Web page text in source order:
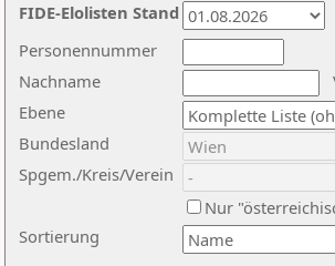
Nachname
Ebene
Sortierung
Personennummer
Bundesland
Spgem./Kreis/Verein
Nur
FIDE-Elolisten Stand